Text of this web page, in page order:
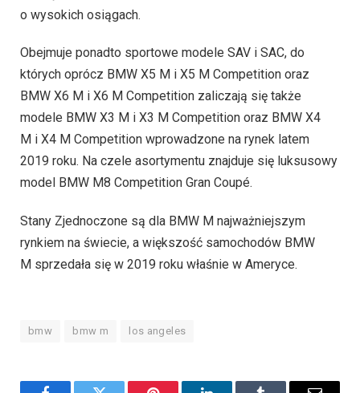
o wysokich osiągach.
Obejmuje ponadto sportowe modele SAV i SAC, do
których oprócz BMW X5 M i X5 M Competition oraz
BMW X6 M i X6 M Competition zaliczają się także
modele BMW X3 M i X3 M Competition oraz BMW X4
M i X4 M Competition wprowadzone na rynek latem
2019 roku. Na czele asortymentu znajduje się luksusowy
model BMW M8 Competition Gran Coupé.
Stany Zjednoczone są dla BMW M najważniejszym
rynkiem na świecie, a większość samochodów BMW
M sprzedała się w 2019 roku właśnie w Ameryce.
bmw bmw m los angeles